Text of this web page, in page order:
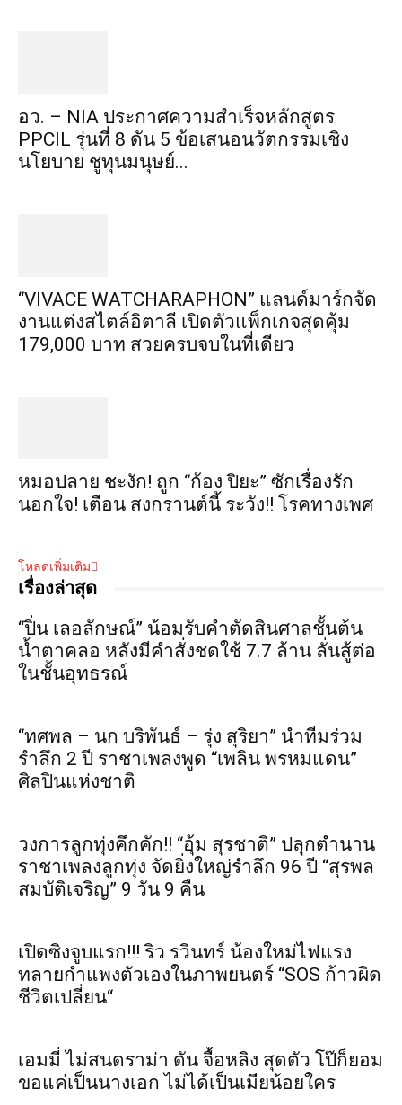
อว. – NIA ประกาศความสำเร็จหลักสูตร
PPCIL รุ่นที่ 8 ดัน 5 ข้อเสนอนวัตกรรมเชิง
นโยบาย ชูทุนมนุษย์...
“VIVACE WATCHARAPHON” แลนด์มาร์กจัด
งานแต่งสไตล์อิตาลี เปิดตัวแพ็กเกจสุดคุ้ม
179,000 บาท สวยครบจบในที่เดียว
หมอปลาย ชะงัก! ถูก “ก้อง ปิยะ” ซักเรื่องรัก
นอกใจ! เตือน สงกรานต์นี้ ระวัง!! โรคทางเพศ
โหลดเพิ่มเติม
เรื่องล่าสุด
“ปิ่น เลอลักษณ์” น้อมรับคำตัดสินศาลชั้นต้น
น้ำตาคลอ หลังมีคำสั่งชดใช้ 7.7 ล้าน ลั่นสู้ต่อ
ในชั้นอุทธรณ์
“ทศพล – นก บริพันธ์ – รุ่ง สุริยา” นำทีมร่วม
รำลึก 2 ปี ราชาเพลงพูด “เพลิน พรหมแดน”
ศิลปินแห่งชาติ
วงการลูกทุ่งคึกคัก!! “อุ้ม สุรชาติ” ปลุกตำนาน
ราชาเพลงลูกทุ่ง จัดยิ่งใหญ่รำลึก 96 ปี “สุรพล
สมบัติเจริญ” 9 วัน 9 คืน
เปิดซิงจูบแรก!!! ริว รวินทร์ น้องใหม่ไฟแรง
ทลายกำแพงตัวเองในภาพยนตร์ “SOS ก้าวผิด
ชีวิตเปลี่ยน“
เอมมี่ ไม่สนดราม่า ดัน จื้อหลิง สุดตัว โป๊ก็ยอม
ขอแค่เป็นนางเอก ไม่ได้เป็นเมียน้อยใคร